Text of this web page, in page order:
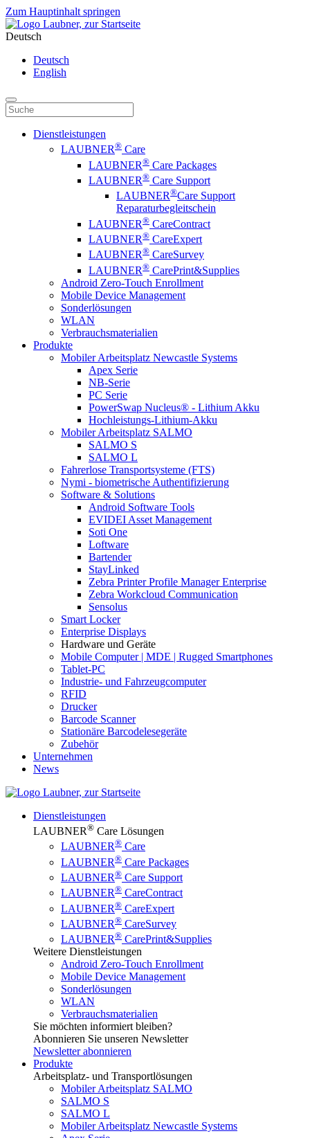
Zum Hauptinhalt springen
Deutsch
Deutsch
English
Dienstleistungen
LAUBNER® Care
LAUBNER® Care Packages
LAUBNER® Care Support
LAUBNER®Care Support
Reparaturbegleitschein
LAUBNER® CareContract
LAUBNER® CareExpert
LAUBNER® CareSurvey
LAUBNER® CarePrint&Supplies
Android Zero-Touch Enrollment
Mobile Device Management
Sonderlösungen
WLAN
Verbrauchsmaterialien
Produkte
Mobiler Arbeitsplatz Newcastle Systems
Apex Serie
NB-Serie
PC Serie
PowerSwap Nucleus® - Lithium Akku
Hochleistungs-Lithium-Akku
Mobiler Arbeitsplatz SALMO
SALMO S
SALMO L
Fahrerlose Transportsysteme (FTS)
Nymi - biometrische Authentifizierung
Software & Solutions
Android Software Tools
EVIDEI Asset Management
Soti One
Loftware
Bartender
StayLinked
Zebra Printer Profile Manager Enterprise
Zebra Workcloud Communication
Sensolus
Smart Locker
Enterprise Displays
Hardware und Geräte
Mobile Computer | MDE | Rugged Smartphones
Tablet-PC
Industrie- und Fahrzeugcomputer
RFID
Drucker
Barcode Scanner
Stationäre Barcodelesegeräte
Zubehör
Unternehmen
News
Dienstleistungen
LAUBNER® Care Lösungen
LAUBNER® Care
LAUBNER® Care Packages
LAUBNER® Care Support
LAUBNER® CareContract
LAUBNER® CareExpert
LAUBNER® CareSurvey
LAUBNER® CarePrint&Supplies
Weitere Dienstleistungen
Android Zero-Touch Enrollment
Mobile Device Management
Sonderlösungen
WLAN
Verbrauchsmaterialien
Sie möchten informiert bleiben?
Abonnieren Sie unseren Newsletter
Newsletter abonnieren
Produkte
Arbeitsplatz- und Transportlösungen
Mobiler Arbeitsplatz SALMO
SALMO S
SALMO L
Mobiler Arbeitsplatz Newcastle Systems